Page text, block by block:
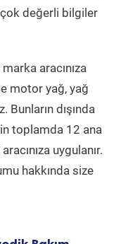
çok değerli bilgiler
marka aracınıza
motor yağ, yağ
dışında
toplamda 12 ana
uygulanır.
hakkında size